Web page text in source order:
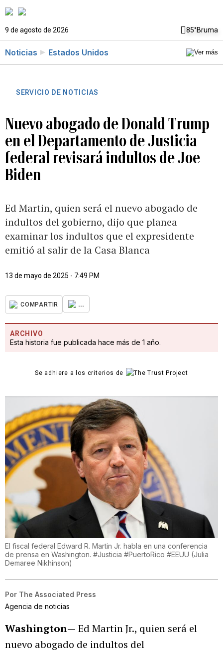
9 de agosto de 2026 85°Bruma
Noticias Estados Unidos
SERVICIO DE NOTICIAS
Nuevo abogado de Donald Trump
en el Departamento de Justicia
federal revisará indultos de Joe
Biden
Ed Martin, quien será el nuevo abogado de
indultos del gobierno, dijo que planea
examinar los indultos que el expresidente
emitió al salir de la Casa Blanca
13 de mayo de 2025 - 7:49 PM
COMPARTIR ...
ARCHIVO
Esta historia fue publicada hace más de 1 año.
Se adhiere a los criterios de
El fiscal federal Edward R. Martin Jr. habla en una conferencia
de prensa en Washington. #Justicia #PuertoRico #EEUU (Julia
Demaree Nikhinson)
Por The Associated Press
Agencia de noticias
Washington— Ed Martin Jr., quien será el
nuevo abogado de indultos del